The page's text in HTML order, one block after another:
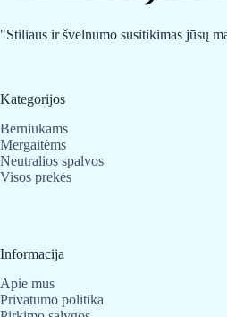
"Stiliaus ir švelnumo susitikimas jūsų
Kategorijos
Berniukams
Mergaitėms
Neutralios spalvos
Visos prekės
Informacija
Apie mus
Privatumo politika